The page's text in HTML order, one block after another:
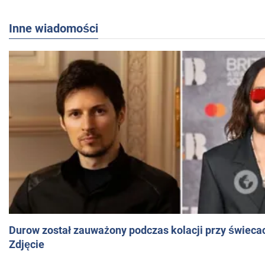
Inne wiadomości
Durow został zauważony podczas kolacji przy
Zdjęcie